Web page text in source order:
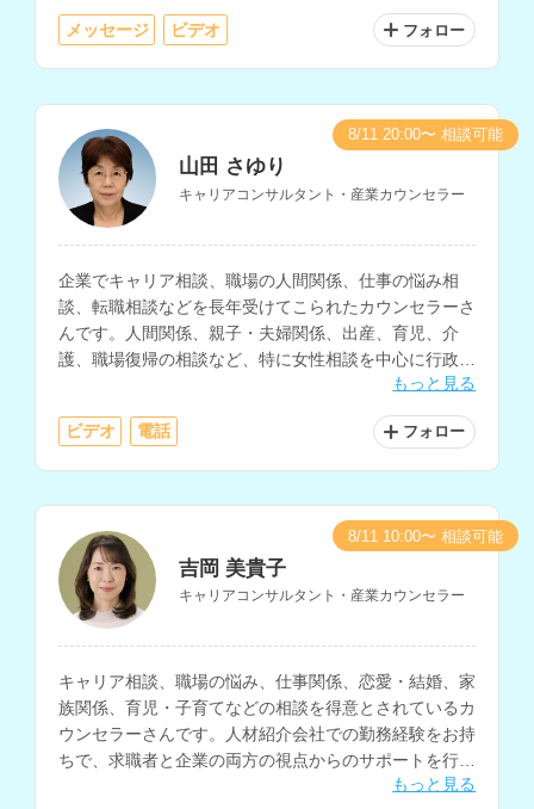
メッセージ ビデオ フォロー
山田 さゆり
キャリアコンサルタント・産業カウンセラー
企業でキャリア相談、職場の人間関係、仕事の悩み相
談、転職相談などを長年受けてこられたカウンセラーさ
んです。人間関係、親子・夫婦関係、出産、育児、介
護、職場復帰の相談など、特に女性相談を中心に行政機
関で年間700件ほどの相談に対応されています。もっと見る
ビデオ 電話 フォロー
8/11 20:00〜 相談可能
吉岡 美貴子
キャリアコンサルタント・産業カウンセラー
キャリア相談、職場の悩み、仕事関係、恋愛・結婚、家
族関係、育児・子育てなどの相談を得意とされているカ
ウンセラーさんです。人材紹介会社での勤務経験をお持
ちで、求職者と企業の両方の視点からのサポートを行な
もっと見る
8/11 10:00〜 相談可能